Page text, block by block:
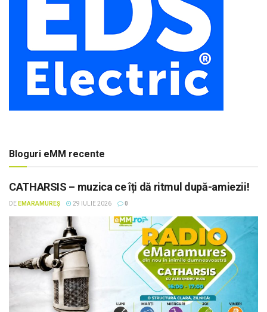
Bloguri eMM recente
CATHARSIS – muzica ce îți dă ritmul după-amiezii!
DE EMARAMUREȘ 29 IULIE 2026 0